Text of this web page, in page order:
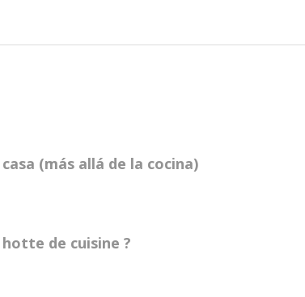
(más allá de la cocina)
de cuisine ?